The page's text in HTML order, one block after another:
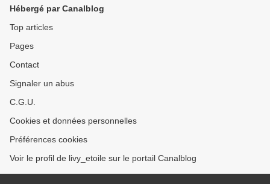
Hébergé par Canalblog
Top articles
Pages
Contact
Signaler un abus
C.G.U.
Cookies et données personnelles
Préférences cookies
Voir le profil de livy_etoile sur le portail Canalblog